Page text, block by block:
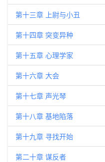
第十三章 上尉与小丑
第十四章 突变异种
第十五章 心理学家
第十六章 大会
第十七章 声光琴
第十八章 基地陷落
第十九章 寻找开始
第二十章 谋反者